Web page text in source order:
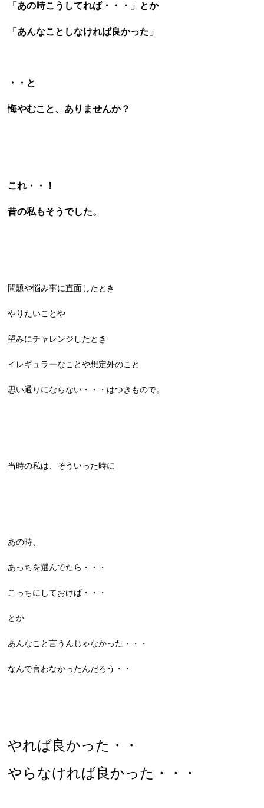
「あの時こうしてれば・・・」とか
「あんなことしなければ良かった」
・・と
悔やむこと、ありませんか？
これ・・！
昔の私もそうでした。
問題や悩み事に直面したとき
やりたいことや
望みにチャレンジしたとき
イレギュラーなことや想定外のこと
思い通りにならない・・・はつきもので。
当時の私は、そういった時に
あの時、
あっちを選んでたら・・・
こっちにしておけば・・・
とか
あんなこと言うんじゃなかった・・・
なんで言わなかったんだろう・・
やれば良かった・・
やらなければ良かった・・・